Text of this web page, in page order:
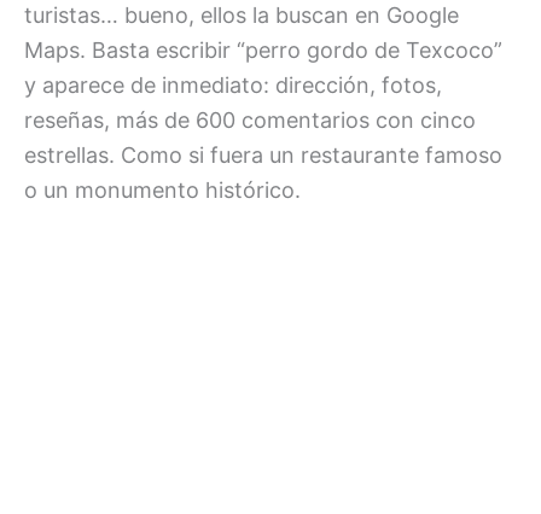
turistas… bueno, ellos la buscan en Google
Maps. Basta escribir “perro gordo de Texcoco”
y aparece de inmediato: dirección, fotos,
reseñas, más de 600 comentarios con cinco
estrellas. Como si fuera un restaurante famoso
o un monumento histórico.